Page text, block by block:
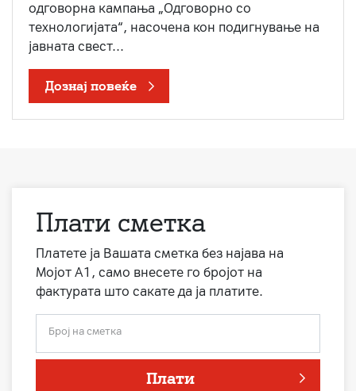
одговорна кампања „Одговорно со
технологијата“, насочена кон подигнување на
јавната свест...
Дознај повеќе
Плати сметка
Платете ја Вашата сметка без најава на
Мојот А1, само внесете го бројот на
фактурата што сакате да ја платите.
Број на сметка
Плати